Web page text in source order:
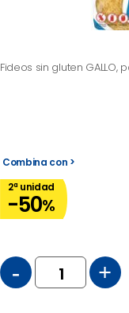
Fideos sin gluten GALLO,
Combina con >
2ª unidad
-50%
- +